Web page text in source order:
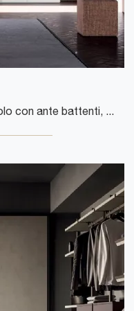
Se desideri armadiature ad angolo con ante battenti, clicca e scopri l'armadio W23 09 di Clever in melaminico.